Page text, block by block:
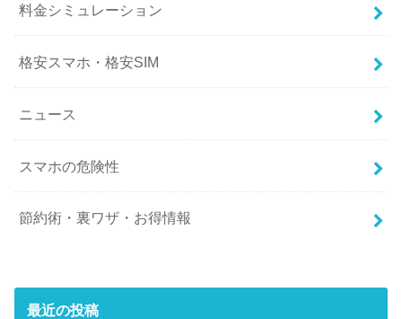
料金シミュレーション
格安スマホ・格安SIM
ニュース
スマホの危険性
節約術・裏ワザ・お得情報
最近の投稿